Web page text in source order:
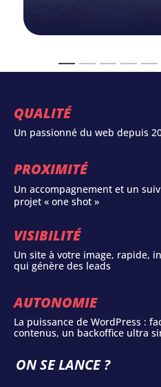
QUALITÉ
Un passionné du web depuis
PROXIMITÉ
Un accompagnement et un
projet « one shot »
VISIBILITÉ
Un site à votre image, rapide,
qui génère des leads
AUTONOMIE
La puissance de WordPress :
contenus, un backoffice ultra
ON SE LANCE ?